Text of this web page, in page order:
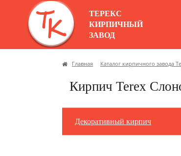
ТЕРЕКС
КИРПИЧНЫЙ
ЗАВОД
Главная Каталог кирпичного завода
Кирпич Terex
Декоративный кирпич